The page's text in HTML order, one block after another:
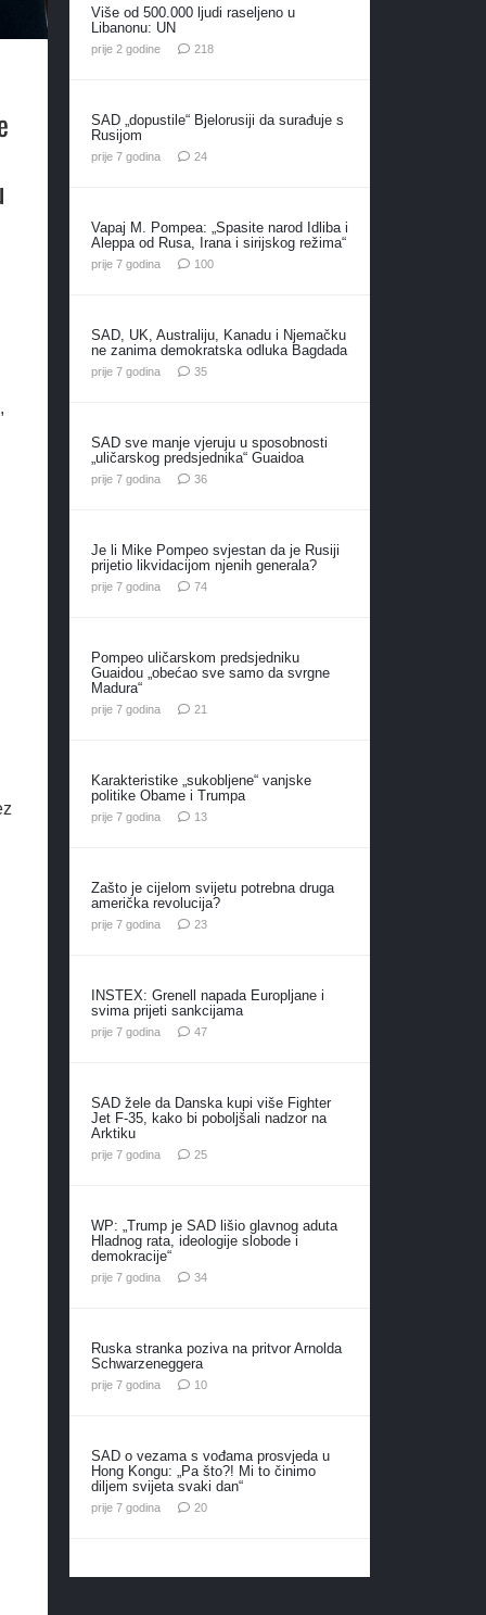
Više od 500.000 ljudi raseljeno u
Libanonu: UN
prije 2 godine 218komentara
SAD „dopustile“ Bjelorusiji da surađuje s
Rusijom
prije 7 godina 24komentara
Vapaj M. Pompea: „Spasite narod Idliba i
Aleppa od Rusa, Irana i sirijskog režima“
prije 7 godina 100komentara
SAD, UK, Australiju, Kanadu i Njemačku
ne zanima demokratska odluka Bagdada
prije 7 godina 35komentara
SAD sve manje vjeruju u sposobnosti
„uličarskog predsjednika“ Guaidoa
prije 7 godina 36komentara
Je li Mike Pompeo svjestan da je Rusiji
prijetio likvidacijom njenih generala?
prije 7 godina 74komentara
Pompeo uličarskom predsjedniku
Guaidou „obećao sve samo da svrgne
Madura“
prije 7 godina 21
Karakteristike „sukobljene“ vanjske
politike Obame i Trumpa
prije 7 godina 13komentara
Zašto je cijelom svijetu potrebna druga
američka revolucija?
prije 7 godina 23komentara
INSTEX: Grenell napada Europljane i
svima prijeti sankcijama
prije 7 godina 47komentara
SAD žele da Danska kupi više Fighter
Jet F-35, kako bi poboljšali nadzor na
Arktiku
prije 7 godina 25komentara
WP: „Trump je SAD lišio glavnog aduta
Hladnog rata, ideologije slobode i
demokracije“
prije 7 godina 34komentara
Ruska stranka poziva na pritvor Arnolda
Schwarzeneggera
prije 7 godina 10komentara
SAD o vezama s vođama prosvjeda u
Hong Kongu: „Pa što?! Mi to činimo
diljem svijeta svaki dan“
prije 7 godina 20komentara